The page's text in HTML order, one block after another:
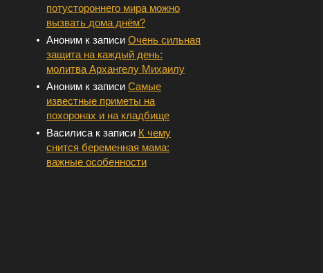
потустороннего мира можно
вызвать дома днём?
Аноним к записи Очень сильная
защита на каждый день:
молитва Архангелу Михаилу
Аноним к записи Самые
известные приметы на
похоронах и на кладбище
Василиса к записи К чему
снится беременная мама:
важные особенности